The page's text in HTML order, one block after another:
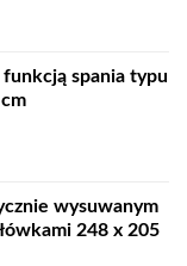
zł
zł
spania typu
zł
wysuwanym
248 x 205